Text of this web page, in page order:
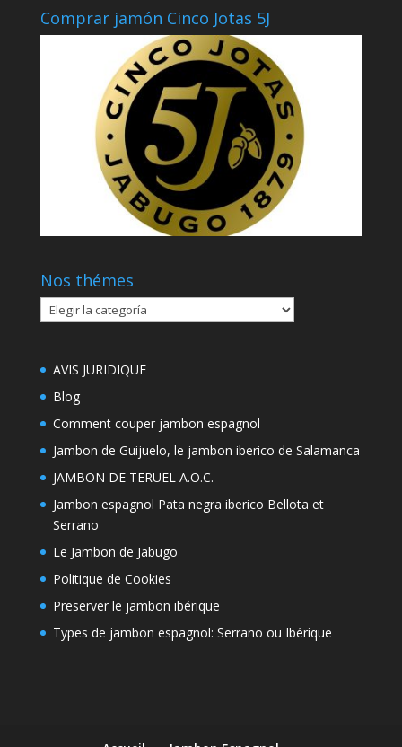
Comprar jamón Cinco Jotas 5J
Nos thémes
Nos
thémes
AVIS JURIDIQUE
Blog
Comment couper jambon espagnol
Jambon de Guijuelo, le jambon iberico de Salamanca
JAMBON DE TERUEL A.O.C.
Jambon espagnol Pata negra iberico Bellota et
Serrano
Le Jambon de Jabugo
Politique de Cookies
Preserver le jambon ibérique
Types de jambon espagnol: Serrano ou Ibérique